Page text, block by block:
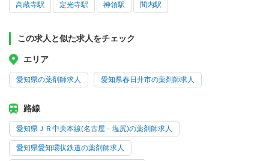
高蔵寺駅 定光寺駅 神領駅 間内駅
この求人と似た求人をチェック
エリア
愛知県の薬剤師求人 愛知県春日井市の薬剤師求人
路線
愛知県ＪＲ中央本線(名古屋－塩尻)の薬剤師求人
愛知県愛知環状鉄道の薬剤師求人